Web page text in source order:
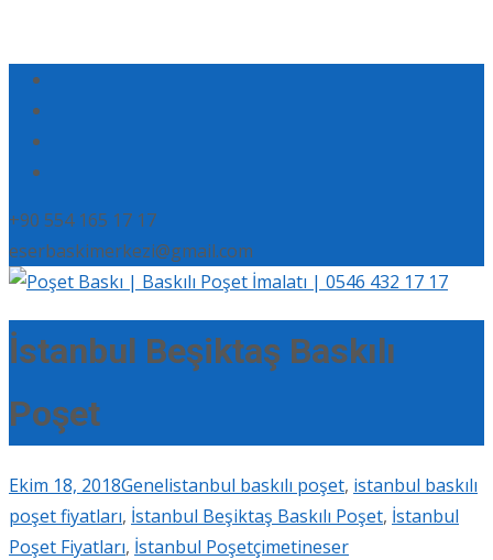
+90 554 165 17 17
eserbaskimerkezi@gmail.com
İstanbul Beşiktaş Baskılı
Poşet
Ekim 18, 2018Genelistanbul baskılı poşet, istanbul baskılı
poşet fiyatları, İstanbul Beşiktaş Baskılı Poşet, İstanbul
Poşet Fiyatları, İstanbul Poşetçimetineser